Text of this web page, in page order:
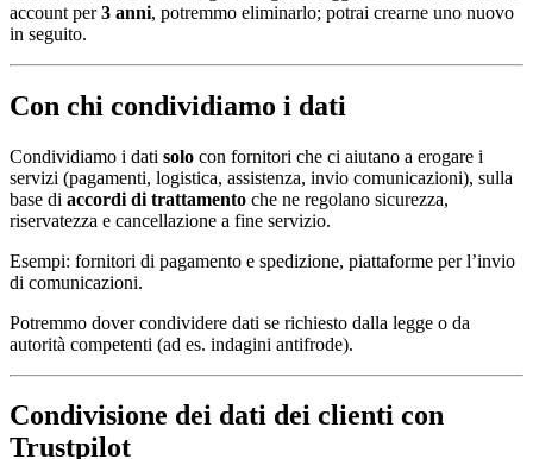
account per3 anni, potremmo eliminarlo; potrai crearne uno nuovo
in seguito.
Con chi condividiamo i dati
Condividiamo i dati solo con fornitori che ci aiutano a erogare i
servizi (pagamenti, logistica, assistenza, invio comunicazioni), sulla
base di accordi di trattamento che ne regolano sicurezza,
riservatezza e cancellazione a fine servizio.
Esempi: fornitori di pagamento e spedizione, piattaforme per l’invio
di comunicazioni.
Potremmo dover condividere dati se richiesto dalla legge o da
autorità competenti (ad es. indagini antifrode).
Condivisione dei dati dei clienti con
Trustpilot